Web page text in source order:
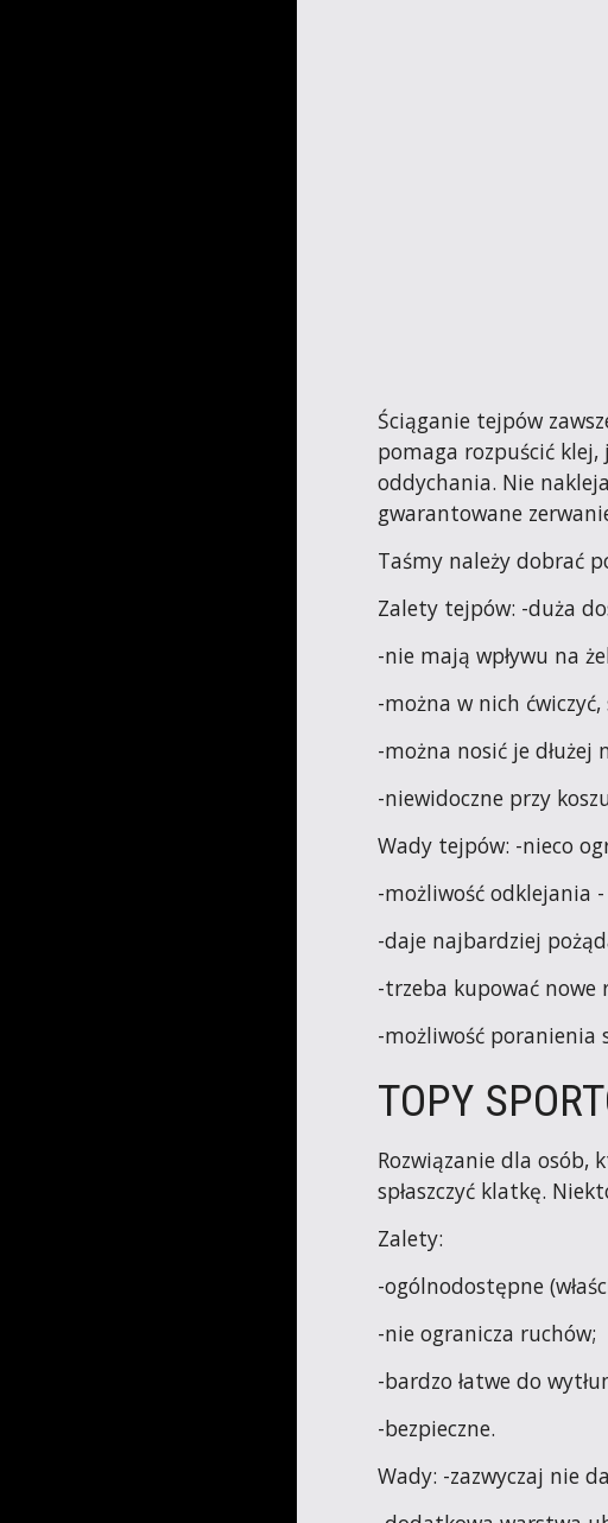
Ściąganie tejpów
pomaga rozpuścić
oddychania. Nie
gwarantowane
Taśmy należy dobrać
Zalety tejpów: -duża
-nie mają wpływu na
-można w nich ćwiczyć,
-można nosić je dłużej
-niewidoczne przy
Wady tejpów: -nieco
-możliwość odklejania
-daje najbardziej
-trzeba kupować nowe
-możliwość poranienia
TOPY
Rozwiązanie dla osób,
spłaszczyć klatkę.
Zalety:
-ogólnodostępne
-nie ogranicza ruchów;
-bardzo łatwe do
-bezpieczne.
Wady: -zazwyczaj nie